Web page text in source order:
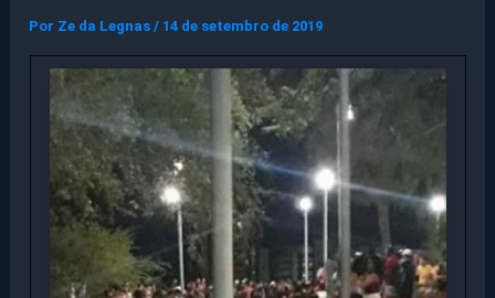
Por Ze da Legnas/ 14 de setembro de 2019